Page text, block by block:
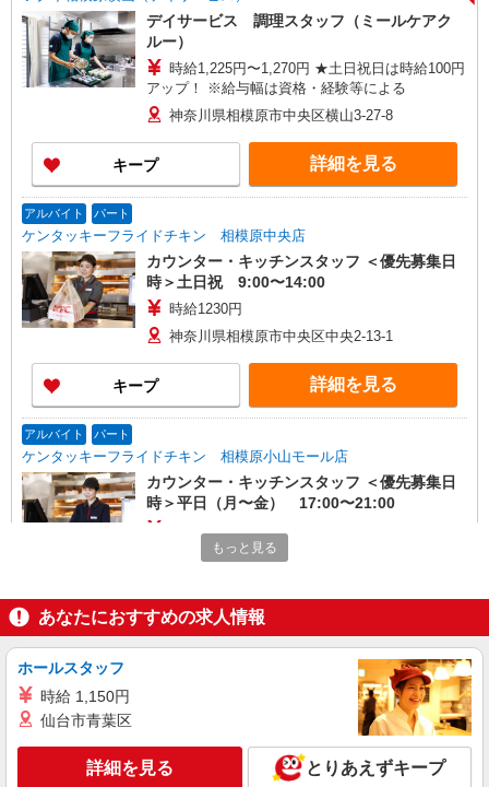
デイサービス 調理スタッフ（ミールケアク
ルー）
時給1,225円〜1,270円 ★土日祝日は時給100円
アップ！ ※給与幅は資格・経験等による
神奈川県相模原市中央区横山3-27-8
キープ 詳細を見る
アルバイト パート
ケンタッキーフライドチキン 相模原中央店
カウンター・キッチンスタッフ ＜優先募集日
時＞土日祝 9:00〜14:00
時給1230円
神奈川県相模原市中央区中央2-13-1
キープ 詳細を見る
アルバイト パート
ケンタッキーフライドチキン 相模原小山モール店
カウンター・キッチンスタッフ ＜優先募集日
時＞平日（月〜金） 17:00〜21:00
時給1260円 ＜高校生＞時給1230円
神奈川県相模原市中央区小山3-37-1
キープ 詳細を見る
ケンタッキーフライドチキン 相模原小山モール店
カウンター・キッチンスタッフ ＜優先募集日
時＞平日（月〜金） 17:00〜21:00
時給1260円 ＜高校生＞時給1230円
神奈川県相模原市中央区小山3-37-1
もっと見る
あなたにおすすめの求人情報
ホールスタッフ
時給 1,150円
仙台市青葉区
詳細を見る とりあえずキープ